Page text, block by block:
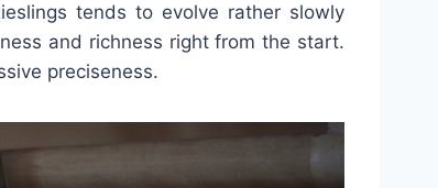
tends to evolve rather slowly
and richness right from the start.
preciseness.